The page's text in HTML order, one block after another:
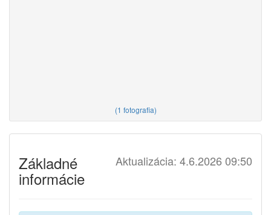
(1 fotografia)
Aktualizácia: 4.6.2026 09:50
Základné
informácie